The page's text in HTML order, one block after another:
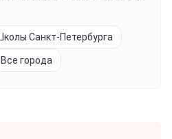
Санкт-Петербурга
Все города